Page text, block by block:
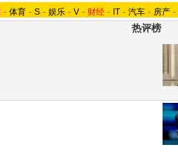
- 体育 - S - 娱乐 - V - 财经 - IT - 汽车 - 房产 -
热评榜